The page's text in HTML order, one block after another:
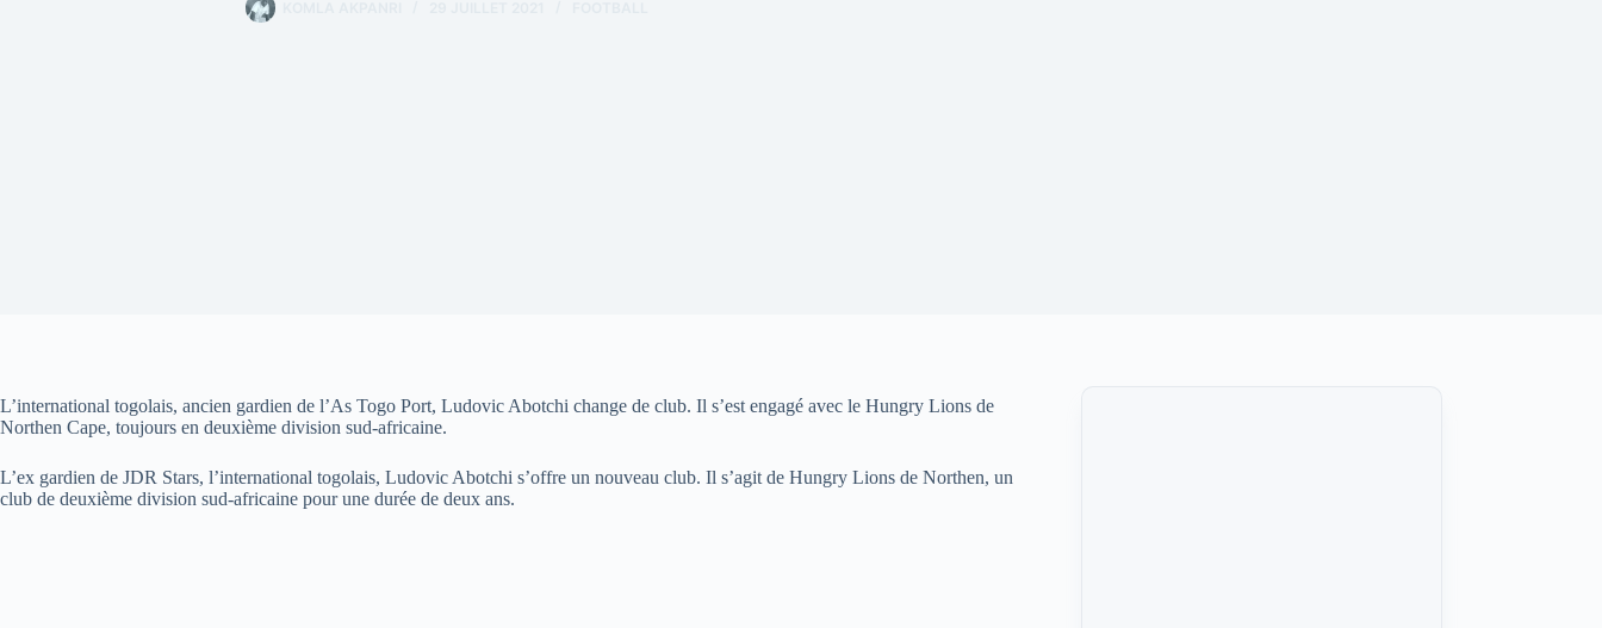
L’international togolais, ancien gardien de l’As Togo Port, Ludovic Abotchi change de club. Il s’est engagé avec le Hungry Lions de
Northen Cape, toujours en deuxième division sud-africaine.
L’ex gardien de JDR Stars, l’international togolais, Ludovic Abotchi s’offre un nouveau club. Il s’agit de Hungry Lions de Northen, un
club de deuxième division sud-africaine pour une durée de deux ans.